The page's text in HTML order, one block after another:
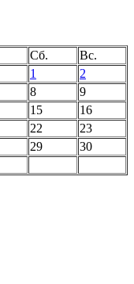
Сб.
Вс.
1
2
8
9
15
16
22
23
29
30